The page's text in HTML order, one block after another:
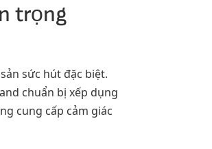
trọng
sức hút đặc biệt.
chuẩn bị xếp dụng
cung cấp cảm giác